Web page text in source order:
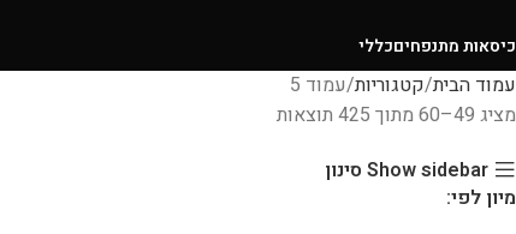
כיסאות מתנפחיםכללי
עמוד הבית קטגוריות עמוד 5
מציג 49–60 מתוך 425 תוצאות
Show sidebar סינון
מיון לפי: